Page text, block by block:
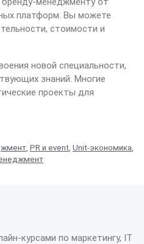
платформ. Вы можете
стоимости и
новой специальности,
знаний. Многие
проекты для
PR и event Unit-экономика
курсами по маркетингу, IT